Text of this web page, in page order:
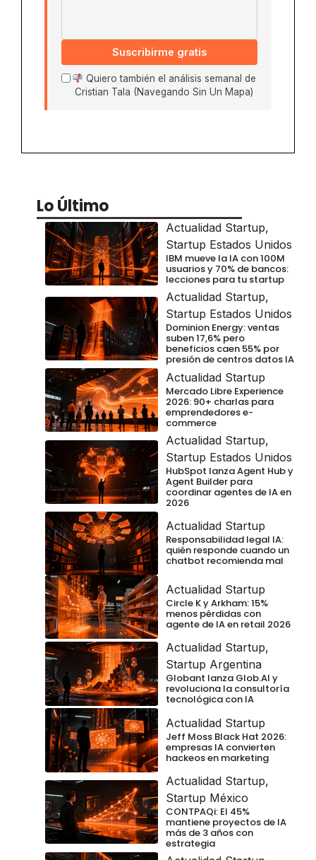
Suscribirme gratis
Quiero también el análisis semanal de
Cristian Tala (Navegando Sin Un Mapa)
Lo Último
Actualidad Startup,
Startup Estados Unidos
IBM mueve la IA con 100M
usuarios y 70% de bancos:
lecciones para tu startup
Actualidad Startup,
Startup Estados Unidos
Dominion Energy: ventas
suben 17,6% pero
beneficios caen 55% por
presión de centros datos IA
Actualidad Startup
Mercado Libre Experience
2026: 90+ charlas para
emprendedores e-
commerce
Actualidad Startup,
Startup Estados Unidos
HubSpot lanza Agent Hub y
Agent Builder para
coordinar agentes de IA en
2026
Actualidad Startup
Responsabilidad legal IA:
quién responde cuando un
chatbot recomienda mal
Actualidad Startup
Circle K y Arkham: 15%
menos pérdidas con
agente de IA en retail 2026
Actualidad Startup,
Startup Argentina
Globant lanza Glob.AI y
revoluciona la consultoría
tecnológica con IA
Actualidad Startup
Jeff Moss Black Hat 2026:
empresas IA convierten
hackeos en marketing
Actualidad Startup,
Startup México
CONTPAQi: El 45%
mantiene proyectos de IA
más de 3 años con
estrategia